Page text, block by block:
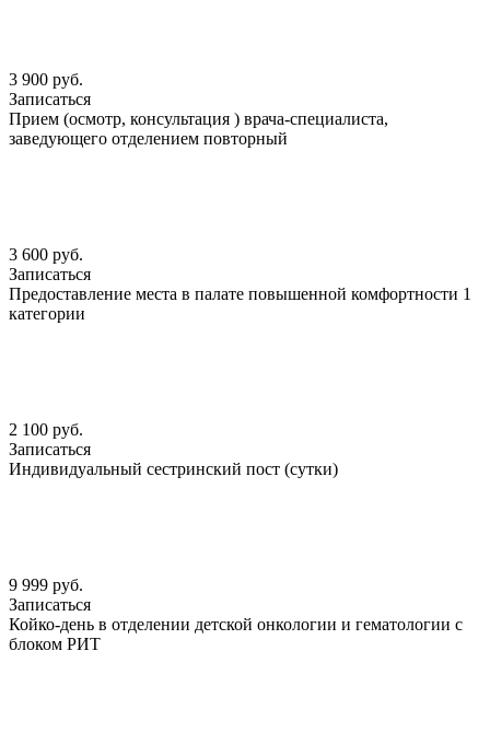
3 900 руб.
Записаться
Прием (осмотр, консультация ) врача-специалиста,
заведующего отделением повторный
3 600 руб.
Записаться
Предоставление места в палате повышенной комфортности 1
категории
2 100 руб.
Записаться
Индивидуальный сестринский пост (сутки)
9 999 руб.
Записаться
Койко-день в отделении детской онкологии и гематологии с
блоком РИТ